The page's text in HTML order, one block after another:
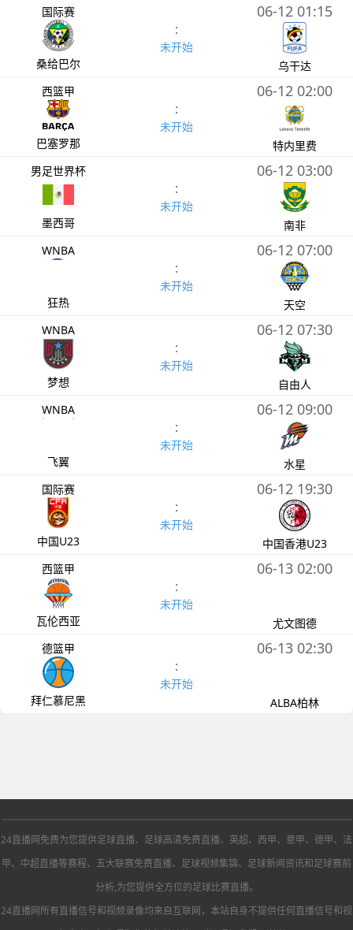
国际赛
桑给巴尔
:
未开始
06-12 01:15
乌干达
西篮甲
巴塞罗那
:
未开始
06-12 02:00
特内里费
男足世界杯
墨西哥
:
未开始
06-12 03:00
南非
WNBA
狂热
:
未开始
06-12 07:00
天空
WNBA
梦想
:
未开始
06-12 07:30
自由人
WNBA
飞翼
:
未开始
06-12 09:00
水星
国际赛
中国U23
:
未开始
06-12 19:30
中国香港U23
西篮甲
瓦伦西亚
:
未开始
06-13 02:00
尤文图德
德篮甲
拜仁慕尼黑
:
未开始
06-13 02:30
ALBA柏林
24直播网免费为您提供足球直播、足球高清免费直播、英超、西甲、意甲、德甲、法
甲、中超直播等赛程、五大联赛免费直播、足球视频集锦、足球新闻资讯和足球赛前
分析,为您提供全方位的足球比赛直播。
24直播网所有直播信号和视频录像均来自互联网，本站自身不提供任何直播信号和视